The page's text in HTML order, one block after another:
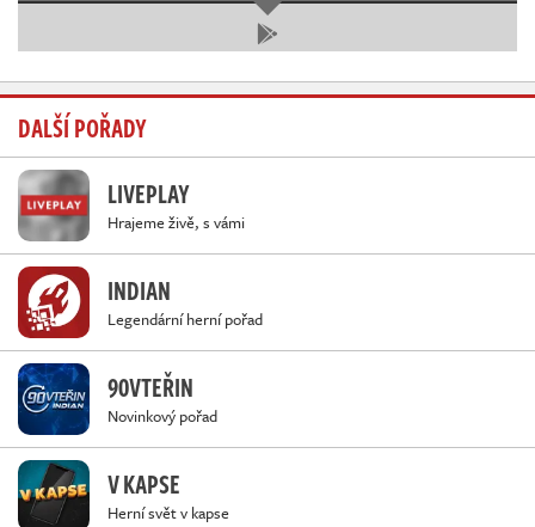
DALŠÍ POŘADY
LIVEPLAY
Hrajeme živě, s vámi
INDIAN
Legendární herní pořad
90VTEŘIN
Novinkový pořad
V KAPSE
Herní svět v kapse